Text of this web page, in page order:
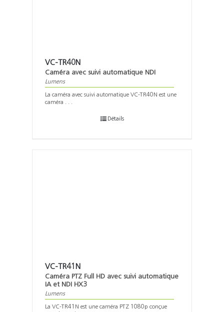
VC-TR40N
Caméra avec suivi automatique NDI
Lumens
La caméra avec suivi automatique VC-TR40N est une
caméra . . .
Détails
VC-TR41N
Caméra PTZ Full HD avec suivi automatique
IA et NDI HX3
Lumens
La VC-TR41N est une caméra PTZ 1080p conçue